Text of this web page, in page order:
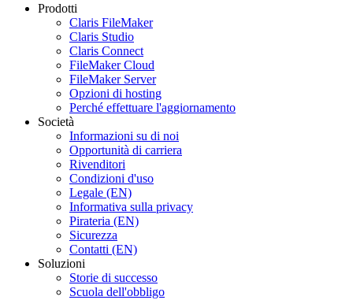
Prodotti
Claris FileMaker
Claris Studio
Claris Connect
FileMaker Cloud
FileMaker Server
Opzioni di hosting
Perché effettuare l'aggiornamento
Società
Informazioni su di noi
Opportunità di carriera
Rivenditori
Condizioni d'uso
Legale (EN)
Informativa sulla privacy
Pirateria (EN)
Sicurezza
Contatti (EN)
Soluzioni
Storie di successo
Scuola dell'obbligo